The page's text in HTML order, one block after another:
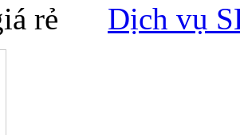
Dịch vụ